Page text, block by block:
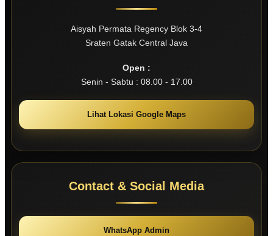
Aisyah Permata Regency Blok 3-4
Sraten Gatak Central Java
Open :
Senin - Sabtu : 08.00 - 17.00
Lihat Lokasi Google Maps
Contact & Social Media
WhatsApp Admin